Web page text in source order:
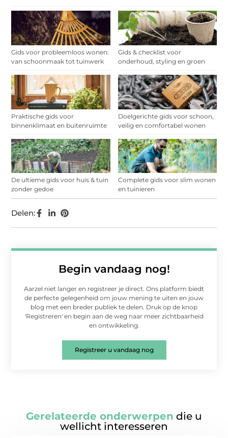
Gids voor probleemloos wonen:
van schoonmaak tot tuinwerk
Gids & checklist voor
onderhoud, styling en groen
Praktische gids voor
binnenklimaat en buitenruimte
Doelgerichte gids voor schoon,
veilig en comfortabel wonen
De ultieme gids voor huis & tuin
zonder gedoe
Complete gids voor slim wonen
en tuinieren
Begin vandaag nog!
Aarzel niet langer en registreer je direct. Ons platform biedt
de perfecte gelegenheid om jouw mening te uiten en jouw
blog met een breder publiek te delen. Druk op de knop
'Registreren' en begin aan de weg naar meer zichtbaarheid
en ontwikkeling.
Registreer u vandaag nog
Delen:
Gerelateerde onderwerpen die u
wellicht interesseren